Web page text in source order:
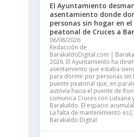
El Ayuntamiento
asentamiento donde
personas sin hogar en
peatonal de Cruces a
06/08/2026
Redacción de
BarakaldoDigital.com |
2026. El Ayuntamiento ha
asentamiento que estaba
para dormir por personas sin
puente peatonal que, en
autovía hacia el puente de
comunica Cruces con Lutxana
Barakaldo. El espacio
La falta de mantenimiento es
Barakaldo Digital